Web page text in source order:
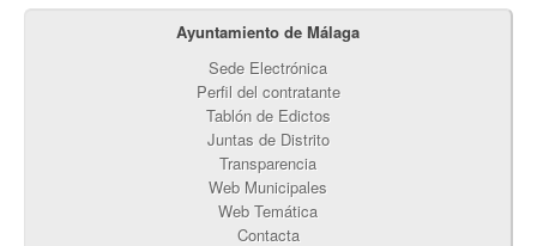
Ayuntamiento de Málaga
Sede Electrónica
Perfil del contratante
Tablón de Edictos
Juntas de Distrito
Transparencia
Web Municipales
Web Temática
Contacta